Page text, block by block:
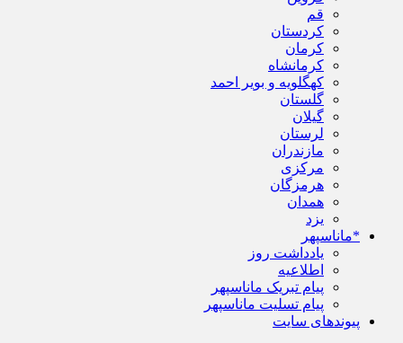
قم
کردستان
کرمان
کرمانشاه
کهگلویه و بویر احمد
گلستان
گیلان
لرستان
مازندران
مرکزی
هرمزگان
همدان
یزد
*ماناسپهر
یادداشت روز
اطلاعیه
پیام تبریک ماناسپهر
پیام تسلیت ماناسپهر
پیوندهای سایت